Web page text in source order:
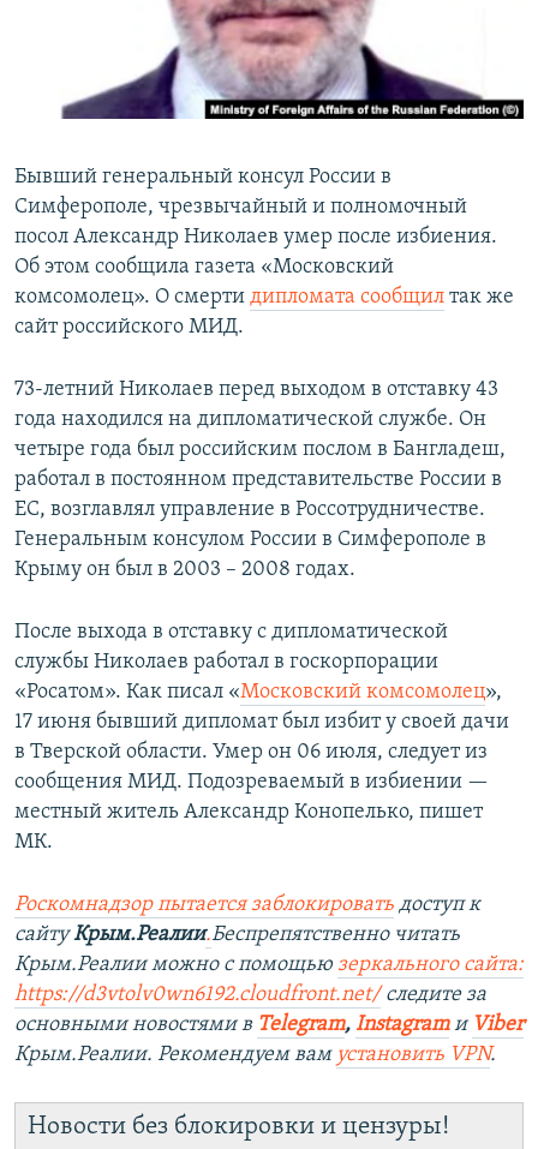
ПОБЕДИТЕЛЕЙ НЕ СУДЯТ?
КРЫМ.НЕПОКОРЕННЫЙ
ELIFBE
ПРИСОЕДИНЯЙТЕСЬ!
Все сайты RFE/RL
Бывший генеральный консул России в
Симферополе, чрезвычайный и полномочный
посол Александр Николаев умер после избиения.
Об этом сообщила газета «Московский
комсомолец». О смерти дипломата сообщил так же
сайт российского МИД.
73-летний Николаев перед выходом в отставку 43
года находился на дипломатической службе. Он
четыре года был российским послом в Бангладеш,
работал в постоянном представительстве России в
ЕС, возглавлял управление в Россотрудничестве.
Генеральным консулом России в Симферополе в
Крыму он был в 2003 – 2008 годах.
После выхода в отставку с дипломатической
службы Николаев работал в госкорпорации
«Росатом». Как писал «Московский комсомолец»,
17 июня бывший дипломат был избит у своей дачи
в Тверской области. Умер он 06 июля, следует из
сообщения МИД. Подозреваемый в избиении —
местный житель Александр Конопелько, пишет
МК.
Роскомнадзор пытается заблокировать доступ к
сайтуКрым.Реалии.Беспрепятственно читать
Крым.Реалии можно с помощью зеркального сайта:
https://d3vtolv0wn6192.cloudfront.net/следите за
основными новостями в Telegram, Instagramи Viber
Крым.Реалии. Рекомендуем вам установить VPN.
Новости без блокировки и цензуры!